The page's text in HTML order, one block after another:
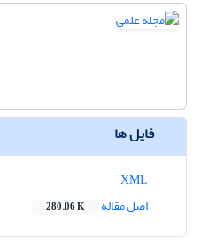
فایل ها
اصل مقاله
280.06 K